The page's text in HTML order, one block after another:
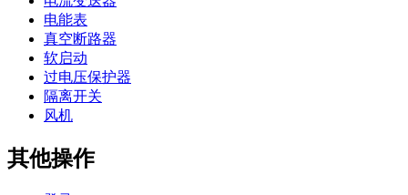
电能表
真空断路器
软启动
过电压保护器
隔离开关
风机
其他操作